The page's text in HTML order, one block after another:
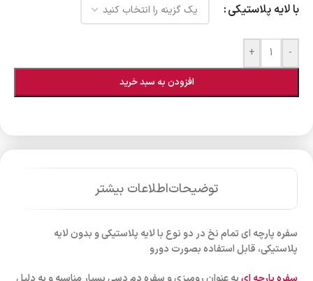
با لایه پلاستیکی
-
+
افزودن به سبد خرید
توضیحاتاطلاعات بیشتر
سفره پارچه ای تمام نخ در دو نوع با لایه پلاستیکی و بدون لایه
پلاستیکی، قابل استفاده بصورت دورو